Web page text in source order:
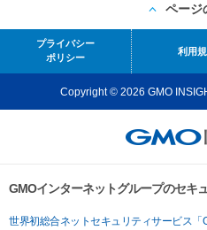
ページ
プライバシー
ポリシー
利用
Copyright © 2026 GMO
GMOインターネットグループのセキ
世界初総合ネットセキュリティサービス「